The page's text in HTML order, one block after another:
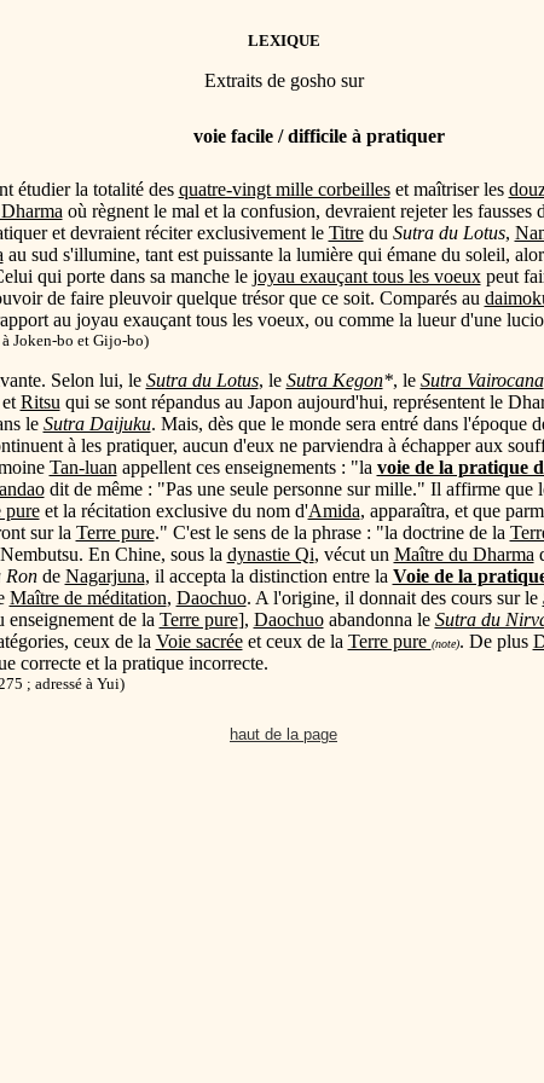
LEXIQUE
Extraits de gosho sur
voie facile / difficile à pratiquer
étudier la totalité des quatre-vingt mille corbeilleset maîtriser les
où règnent le mal et la confusion, devraient rejeter les fausses
et devraient réciter exclusivement le Titredu Sutra du Lotus,
au sud s'illumine, tant est puissante la lumière qui émane du soleil,
qui porte dans sa manche le joyau exauçant tous les voeuxpeut
de faire pleuvoir quelque trésor que ce soit. Comparés au
au joyau exauçant tous les voeux, ou comme la lueur d'une
Joken-bo et Gijo-bo)
Selon lui, le Sutra du Lotus, le Sutra Kegon*, le Sutra Vairocana
et Ritsu qui se sont répandus au Japon aujourd'hui, représentent le
le Sutra Daijuku. Mais, dès que le monde sera entré dans l'époque
à les pratiquer, aucun d'eux ne parviendra à échapper aux
Tan-luan appellent ces enseignements : "la voie de la pratique
dit de même : "Pas une seule personne sur mille." Il affirme que
pureet la récitation exclusive du nom d'Amida, apparaîtra, et que
sur la Terre pure." C'est le sens de la phrase : "la doctrine de la
En Chine, sous la dynastie Qi, vécut un Maître du Dharma
Ronde Nagarjuna, il accepta la distinction entre la Voie de la
Maître de méditation, Daochuo. A l'origine, il donnait des cours sur le
de la Terre pure], Daochuoabandonna le Sutra du
ceux de la Voie sacréeet ceux de la Terre pure (note). De plus
correcte et la pratique incorrecte.
; adressé à Yui)
haut de la page